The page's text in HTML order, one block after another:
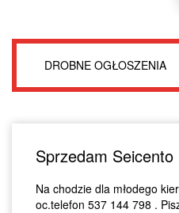
DROBNE OGŁOSZENIA
Sprzedam Seicento
Na chodzie dla młodego
oc.telefon 537 144 798 .